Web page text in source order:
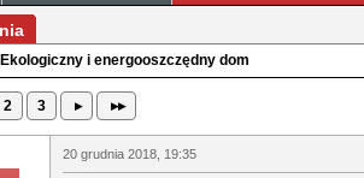
i energooszczędny dom
2 3 ▸ ▸▸
20 grudnia 2018, 19:35